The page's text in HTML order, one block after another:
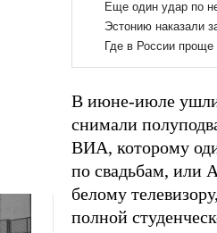
В июне-июле ушли
снимали
ВИА, которому
по свадьбам, или
белому
полной